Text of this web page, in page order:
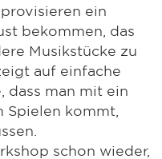
ein
bekommen, das
Musikstücke zu
auf einfache
dass man mit ein
Spielen kommt,
schon wieder,